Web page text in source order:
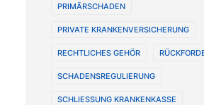
PRIMÄRSCHADEN
PRIVATE KRANKENVERSICHERUNG
RECHTLICHES GEHÖR
SCHADENSREGULIERUNG
SCHLIESSUNG KRANKENKASSE